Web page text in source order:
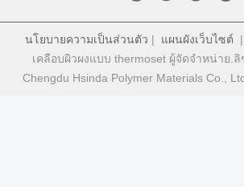
นโยบายความเป็นส่วนตัว | แผนผังเว็บไซต์
เคลือบผิวผงแบบ thermoset ผู้จัดจําหน่าย.
Chengdu Hsinda Polymer Materials Co.,